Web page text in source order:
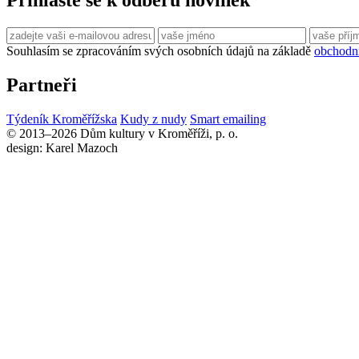
Souhlasím se zpracováním svých osobních údajů na základě
Partneři
Týdeník Kroměřížska Kudy z nudy Smart emailing
© 2013–2026 Dům kultury v Kroměříži, p. o.
design: Karel Mazoch